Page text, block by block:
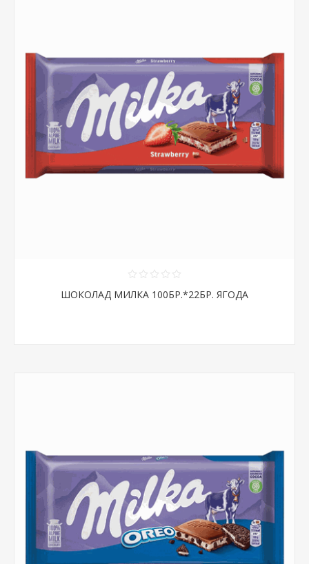
ШОКОЛАД МИЛКА 100БР.*22БР. ЯГОДА